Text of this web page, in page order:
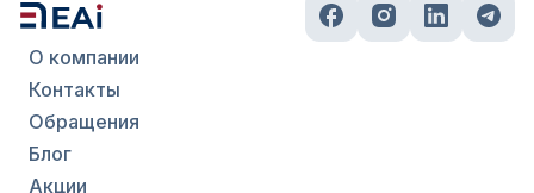
О компании
Контакты
Обращения
Блог
Акции